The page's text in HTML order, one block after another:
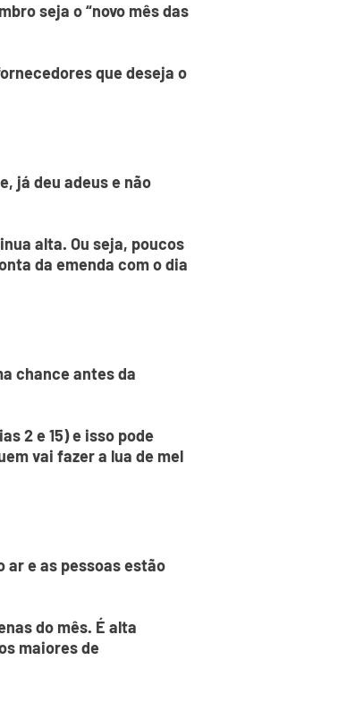
seja o “novo mês das
que deseja o
já deu adeus e não
alta. Ou seja, poucos
da emenda com o dia
chance antes da
2 e 15) e isso pode
vai fazer a lua de mel
ar e as pessoas estão
do mês. É alta
maiores de